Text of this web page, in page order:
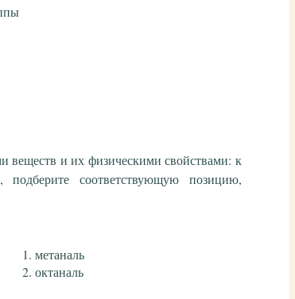
веществ и их физическими свойствами: к
соответствующую позицию,
метаналь
октаналь